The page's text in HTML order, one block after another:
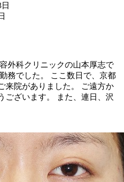
外科クリニックの山本厚志で
務でした。 ここ数日で、京都
来院がありました。 ご遠方か
ございます。 また、連日、沢